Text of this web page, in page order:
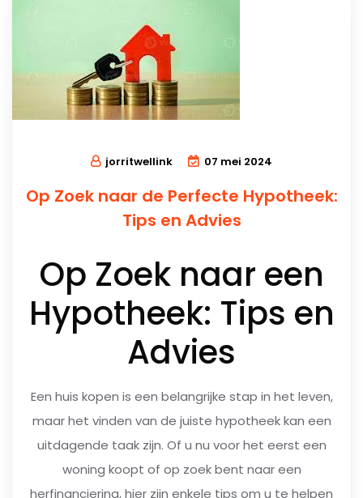
jorritwellink 07 mei 2024
Op Zoek naar de Perfecte Hypotheek:
Tips en Advies
Op Zoek naar een
Hypotheek: Tips en
Advies
Een huis kopen is een belangrijke stap in het leven,
maar het vinden van de juiste hypotheek kan een
uitdagende taak zijn. Of u nu voor het eerst een
woning koopt of op zoek bent naar een
herfinanciering, hier zijn enkele tips om u te helpen